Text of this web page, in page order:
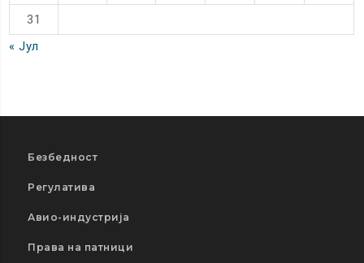
31
« Јул
Безбедност
Регулатива
Авио-индустрија
Права на патници